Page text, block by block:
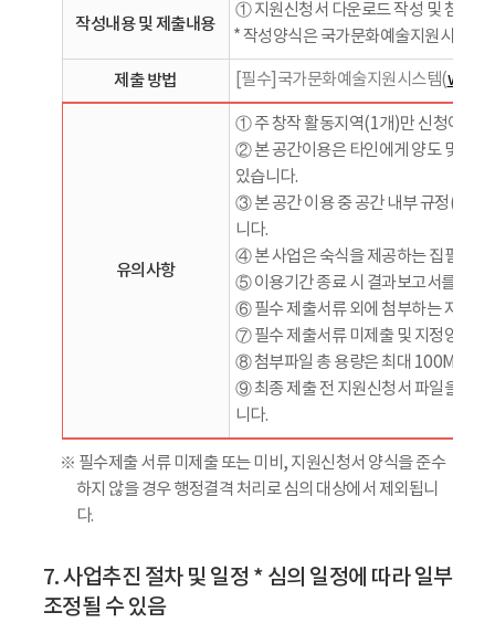
작성내용 및 제출내용
① 지원신청서 다운로드 작성 및 첨부(
* 작성양식은 국가문화예술지원시스템
제출 방법 [필수]국가문화예술지원시스템(
유의사항
① 주 창작 활동지역(1개)만 신청이 가
② 본 공간이용은 타인에게 양도 및 공
있습니다.
③ 본 공간 이용 중 공간 내부 규정(이용
니다.
④ 본 사업은 숙식을 제공하는 집필공간
⑤ 이용기간 종료 시 결과보고서를 1개
⑥ 필수 제출서류 외에 첨부하는 자료는
⑦ 필수 제출서류 미제출 및 지정양식
⑧ 첨부파일 총 용량은 최대 100MB까
⑨ 최종 제출 전 지원신청서 파일을 첨
니다.
※ 필수제출 서류 미제출 또는 미비, 지원신청서 양식을 준수
하지 않을 경우 행정결격 처리로 심의 대상에서 제외됩니
다.
7. 사업추진 절차 및 일정 * 심의 일정에 따라 일부
조정될 수 있음